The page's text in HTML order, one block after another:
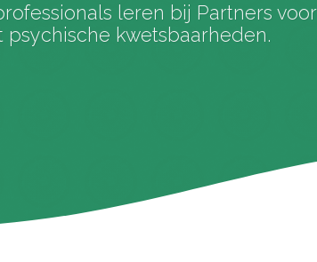
leren bij Partners voor
kwetsbaarheden.